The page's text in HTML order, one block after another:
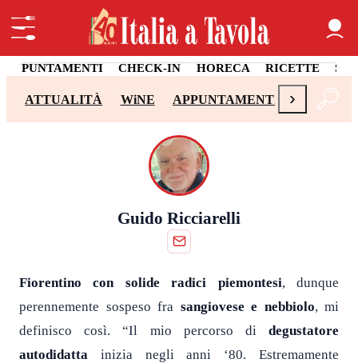
APPUNTAMENTI CHECK-IN HORECA RICETTE
ATTUALITÀ WiNE APPUNTAMENTI CHECK-
›
Guido Ricciarelli
Fiorentino con solide radici piemontesi, dunque
perennemente sospeso fra sangiovese e nebbiolo, mi
definisco così. “Il mio percorso di degustatore
autodidatta inizia negli anni ‘80. Estremamente